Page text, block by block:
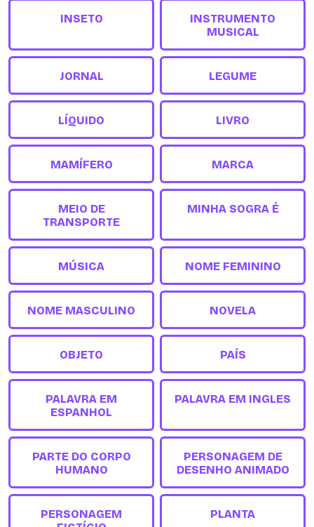
INSETO
INSTRUMENTO
MUSICAL
JORNAL LEGUME
LÍQUIDO LIVRO
MAMÍFERO MARCA
MEIO DE
TRANSPORTE
MINHA SOGRA É
MÚSICA NOME FEMININO
NOME MASCULINO NOVELA
OBJETO PAÍS
PALAVRA EM
ESPANHOL
PALAVRA EM INGLES
PARTE DO CORPO
HUMANO
PERSONAGEM DE
DESENHO ANIMADO
PERSONAGEM
PLANTA